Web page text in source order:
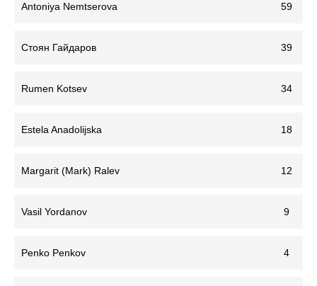
Antoniya Nemtserova 59
Стоян Гайдаров 39
Rumen Kotsev 34
Estela Anadolijska 18
Margarit (Mark) Ralev 12
Vasil Yordanov 9
Penko Penkov 4